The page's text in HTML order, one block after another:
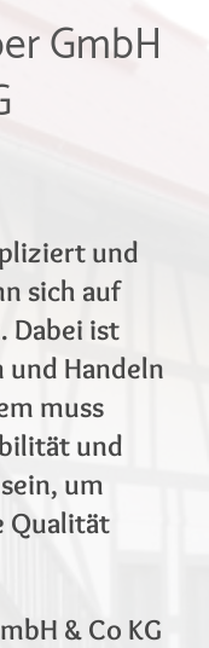
GmbH
und
sich auf
Dabei ist
Handeln
muss
und
um
Qualität
& Co KG